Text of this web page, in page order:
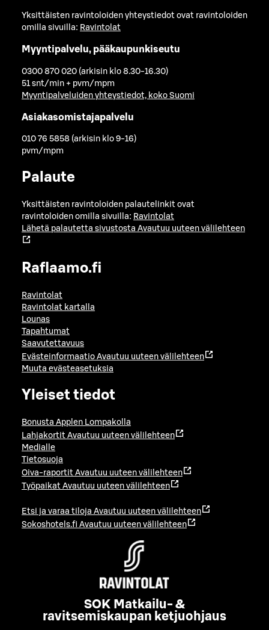
Yksittäisten ravintoloiden yhteystiedot ovat ravintoloiden
omilla sivuilla: Ravintolat
Myyntipalvelu, pääkaupunkiseutu
0300 870 020 (arkisin klo 8.30-16.30)
51 snt/min + pvm/mpm
Myyntipalveluiden yhteystiedot, koko Suomi
Asiakasomistajapalvelu
010 76 5858 (arkisin klo 9-16)
pvm/mpm
Palaute
Yksittäisten ravintoloiden palautelinkit ovat
ravintoloiden omilla sivuilla: Ravintolat
Lähetä palautetta sivustosta Avautuu uuteen välilehteen
Raflaamo.fi
Ravintolat
Ravintolat kartalla
Lounas
Tapahtumat
Saavutettavuus
Evästeinformaatio Avautuu uuteen välilehteen
Muuta evästeasetuksia
Yleiset tiedot
Bonusta Applen Lompakolla
Lahjakortit Avautuu uuteen välilehteen
Medialle
Tietosuoja
Oiva-raportit Avautuu uuteen välilehteen
Työpaikat Avautuu uuteen välilehteen
Etsi ja varaa tiloja Avautuu uuteen välilehteen
Sokoshotels.fi Avautuu uuteen välilehteen
SOK Matkailu- &
ravitsemiskaupan ketjuohjaus